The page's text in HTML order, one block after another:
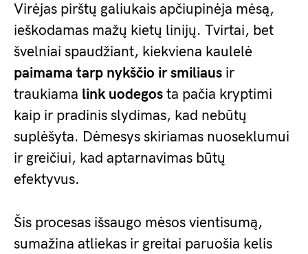
Virėjas pirštų galiukais apčiupinėja mėsą,
ieškodamas mažų kietų linijų. Tvirtai, bet
švelniai spaudžiant, kiekviena kaulelė
paimama tarp nykščio ir smiliaus ir
traukiama link uodegos ta pačia kryptimi
kaip ir pradinis slydimas, kad nebūtų
suplėšyta. Dėmesys skiriamas nuoseklumui
ir greičiui, kad aptarnavimas būtų
efektyvus.
Šis procesas išsaugo mėsos vientisumą,
sumažina atliekas ir greitai paruošia kelis